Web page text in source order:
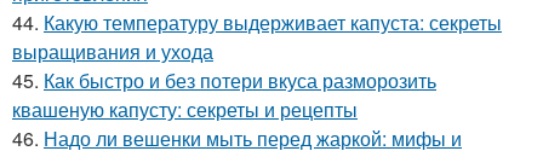
44. Какую температуру выдерживает капуста: секреты
выращивания и ухода
45. Как быстро и без потери вкуса разморозить
квашеную капусту: секреты и рецепты
46. Надо ли вешенки мыть перед жаркой: мифы и